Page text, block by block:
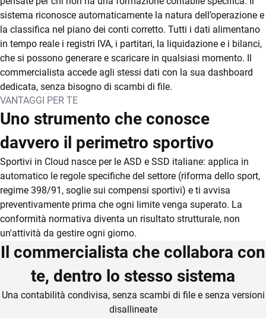
sistema riconosce automaticamente la natura dell’operazione e
la classifica nel piano dei conti corretto. Tutti i dati alimentano
in tempo reale i registri IVA, i partitari, la liquidazione e i bilanci,
che si possono generare e scaricare in qualsiasi momento. Il
commercialista accede agli stessi dati con la sua dashboard
dedicata, senza bisogno di scambi di file.
VANTAGGI PER TE
Uno strumento che conosce
davvero il perimetro sportivo
Sportivi in Cloud nasce per le ASD e SSD italiane: applica in
automatico le regole specifiche del settore (riforma dello sport,
regime 398/91, soglie sui compensi sportivi) e ti avvisa
preventivamente prima che ogni limite venga superato. La
conformità normativa diventa un risultato strutturale, non
un'attività da gestire ogni giorno.
Il commercialista che collabora con
te, dentro lo stesso sistema
Una contabilità condivisa, senza scambi di file e senza versioni
disallineate